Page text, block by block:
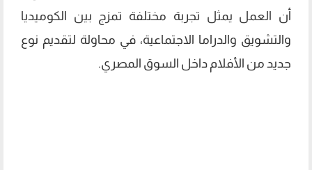
أن العمل يمثل تجربة مختلفة تمزج بين الكوميديا
والتشويق والدراما الاجتماعية، في محاولة لتقديم نوع
جديد من الأفلام داخل السوق المصري.